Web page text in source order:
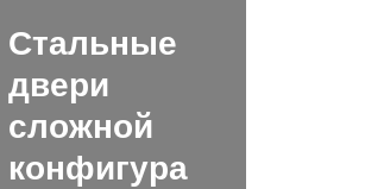
Стальные
двери
сложной
конфигура